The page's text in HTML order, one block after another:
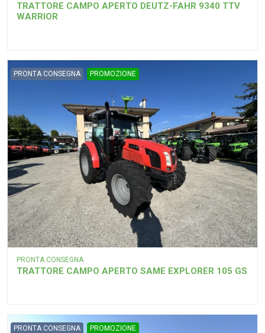
TRATTORE CAMPO APERTO DEUTZ-FAHR 9340 TTV
WARRIOR
PRONTA CONSEGNA PROMOZIONE
PRONTA CONSEGNA
TRATTORE CAMPO APERTO SAME EXPLORER 105 GS
PRONTA CONSEGNA PROMOZIONE